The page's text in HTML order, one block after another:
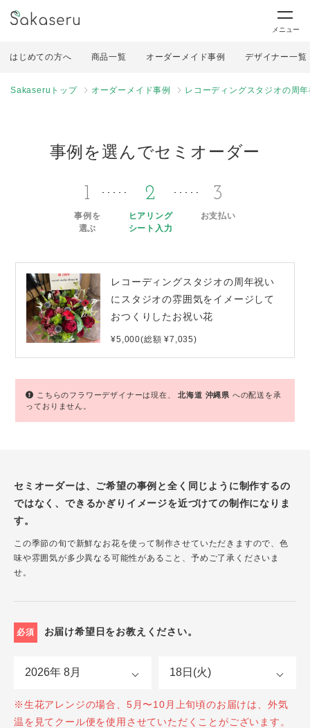
メニュー
はじめての方へ 商品一覧 オーダーメイド事例 デザイナー一覧
Sakaseruトップ オーダーメイド事例 レコーディングスタジオの周
事例を選んでセミオーダー
1
事例を
選ぶ
2
ヒアリング
シート入力
3
お支払い
レコーディングスタジオの周年祝い
にスタジオの雰囲気をイメージして
おつくりしたお祝い花
¥5,000(総額 ¥7,035)
こちらのフラワーデザイナーは現在、北海道 沖縄県 への配送を承
っておりません。
セミオーダーは、ご希望の事例と全く同じように制作するの
ではなく、できるかぎりイメージを近づけての制作になりま
す。
この季節の旬で新鮮なお花を使って制作させていただきますので、色
味や雰囲気が多少異なる可能性があること、予めご了承くださいま
せ。
必須 お届け希望日をお教えください。
※生花アレンジの場合、5月〜10月上旬頃のお届けは、外気
温を見てクール便を使用させていただくことがございます。